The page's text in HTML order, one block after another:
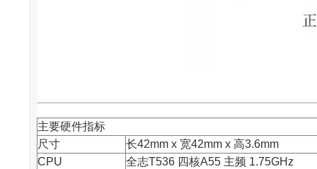
主要硬件指标
尺寸
长42mm x 宽42mm x 高3.6mm
CPU
全志T536 四核A55 主频 1.75GHz